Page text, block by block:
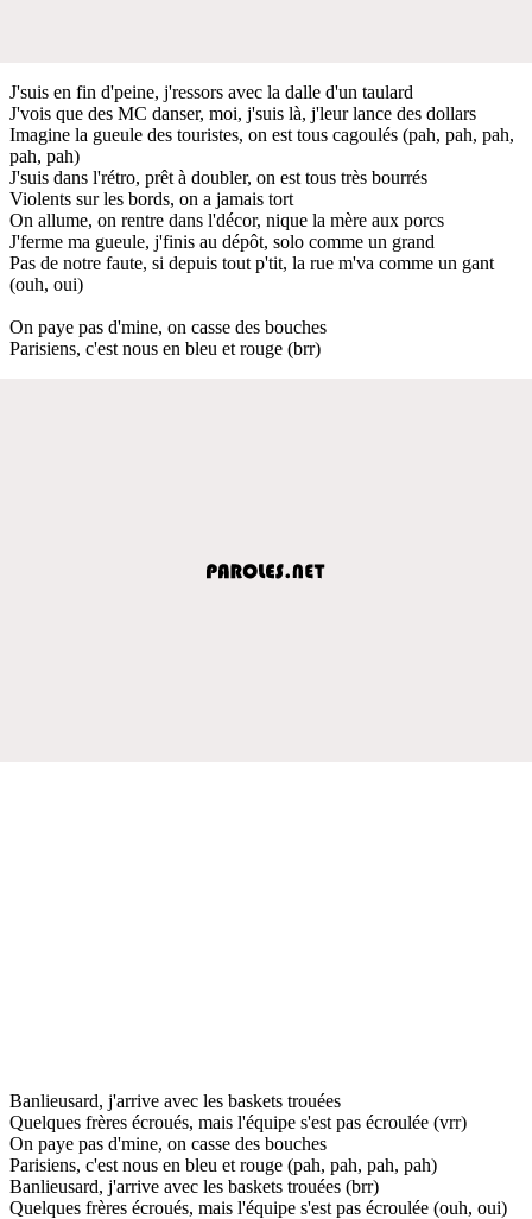
J'suis en fin d'peine, j'ressors avec la dalle d'un taulard
J'vois que des MC danser, moi, j'suis là, j'leur lance des dollars
Imagine la gueule des touristes, on est tous cagoulés (pah, pah, pah,
pah, pah)
J'suis dans l'rétro, prêt à doubler, on est tous très bourrés
Violents sur les bords, on a jamais tort
On allume, on rentre dans l'décor, nique la mère aux porcs
J'ferme ma gueule, j'finis au dépôt, solo comme un grand
Pas de notre faute, si depuis tout p'tit, la rue m'va comme un gant
(ouh, oui)
On paye pas d'mine, on casse des bouches
Parisiens, c'est nous en bleu et rouge (brr)
Banlieusard, j'arrive avec les baskets trouées
Quelques frères écroués, mais l'équipe s'est pas écroulée (vrr)
On paye pas d'mine, on casse des bouches
Parisiens, c'est nous en bleu et rouge (pah, pah, pah, pah)
Banlieusard, j'arrive avec les baskets trouées (brr)
Quelques frères écroués, mais l'équipe s'est pas écroulée (ouh, oui)